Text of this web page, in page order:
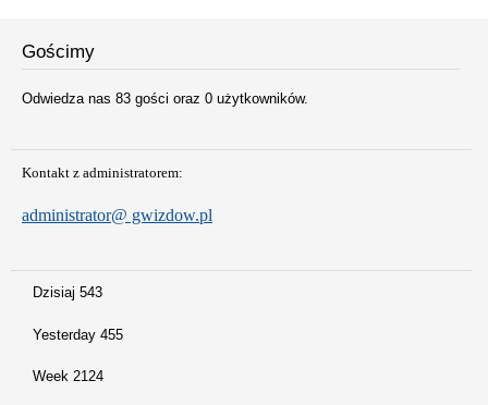
Gościmy
Odwiedza nas 83 gości oraz 0 użytkowników.
Kontakt z administratorem:
administrator@ gwizdow.pl
Dzisiaj 543
Yesterday 455
Week 2124